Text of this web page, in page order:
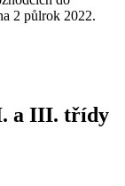
2 půlrok 2022.
a III. třídy